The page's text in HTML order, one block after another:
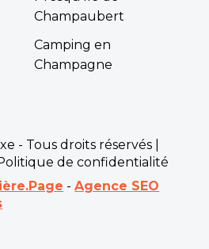
Champaubert
Camping en
Champagne
- Tous droits réservés |
de confidentialité
-Agence SEO